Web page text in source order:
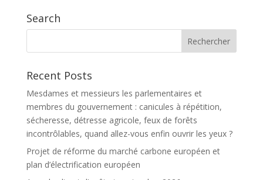
Search
Recent Posts
Mesdames et messieurs les parlementaires et
membres du gouvernement : canicules à répétition,
sécheresse, détresse agricole, feux de forêts
incontrôlables, quand allez-vous enfin ouvrir les yeux ?
Projet de réforme du marché carbone européen et
plan d’électrification européen